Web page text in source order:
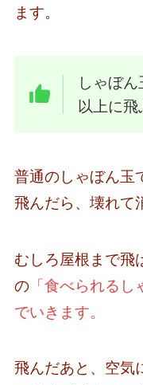
ます。
しゃぼ
以上に飛
普通のしゃぼん玉
飛んだら、壊れて
むしろ屋根まで飛
の「食べられるし
でいきます。
飛んだあと、空気